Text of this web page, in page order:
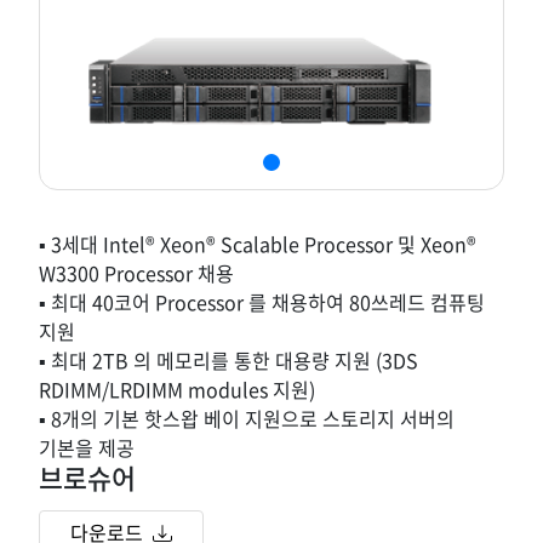
▪ 3세대 Intel® Xeon® Scalable Processor 및 Xeon®
W3300 Processor 채용
▪ 최대 40코어 Processor 를 채용하여 80쓰레드 컴퓨팅
지원
▪ 최대 2TB 의 메모리를 통한 대용량 지원 (3DS
RDIMM/LRDIMM modules 지원)
▪ 8개의 기본 핫스왑 베이 지원으로 스토리지 서버의
기본을 제공
브로슈어
다운로드